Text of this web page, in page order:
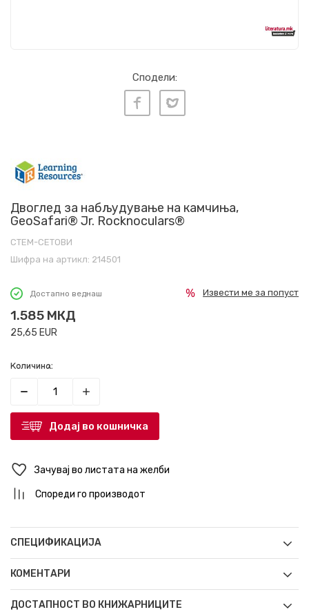
Сподели:
Двоглед за набљудување на камчиња,
GeoSafari® Jr. Rocknoculars®
СТЕМ-СЕТОВИ
Шифра на артикл: 214501
Достапно веднаш
1.585 МКД
25,65 EUR
Извести ме за попуст
Количина:
Додај во кошничка
Зачувај во листата на желби
Спореди го производот
СПЕЦИФИКАЦИЈА
КОМЕНТАРИ
ДОСТАПНОСТ ВО КНИЖАРНИЦИТЕ